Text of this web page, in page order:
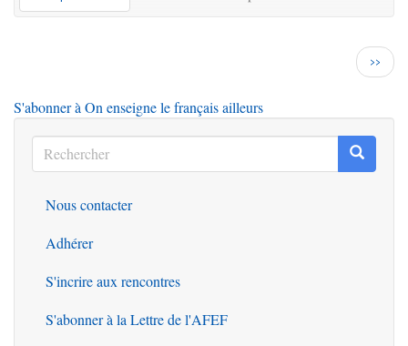
Page
››
S'abonner à On enseigne le français ailleurs
Rechercher
Rechercher
Outils
Nous contacter
Adhérer
S'incrire aux rencontres
S'abonner à la Lettre de l'AFEF